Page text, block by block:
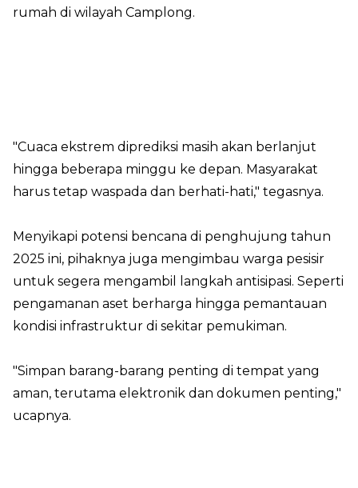
rumah di wilayah Camplong.
"Cuaca ekstrem diprediksi masih akan berlanjut
hingga beberapa minggu ke depan. Masyarakat
harus tetap waspada dan berhati-hati," tegasnya.
Menyikapi potensi bencana di penghujung tahun
2025 ini, pihaknya juga mengimbau warga pesisir
untuk segera mengambil langkah antisipasi. Seperti
pengamanan aset berharga hingga pemantauan
kondisi infrastruktur di sekitar pemukiman.
"Simpan barang-barang penting di tempat yang
aman, terutama elektronik dan dokumen penting,"
ucapnya.